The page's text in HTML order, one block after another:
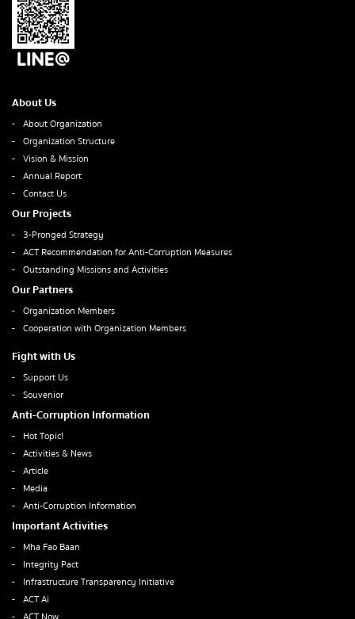
About Us
About Organization
Organization Structure
Vision & Mission
Annual Report
Contact Us
Our Projects
3-Pronged Strategy
ACT Recommendation for Anti-Corruption Measures
Outstanding Missions and Activities
Our Partners
Organization Members
Cooperation with Organization Members
Fight with Us
Support Us
Souvenior
Anti-Corruption Information
Hot Topic!
Activities & News
Article
Media
Anti-Corruption Information
Important Activities
Mha Fao Baan
Integrity Pact
Infrastructure Transparency Initiative
ACT Ai